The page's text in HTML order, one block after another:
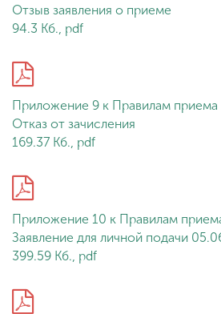
Отзыв заявления о приеме
94.3 Кб., pdf
Приложение 9 к Правилам приема
Отказ от зачисления
169.37 Кб., pdf
Приложение 10 к Правилам
Заявление для личной подачи
399.59 Кб., pdf